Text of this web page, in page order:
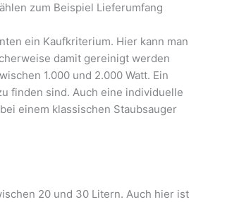
zum Beispiel Lieferumfang
ein Kaufkriterium. Hier kann man
damit gereinigt werden
1.000 und 2.000 Watt. Ein
finden sind. Auch eine individuelle
einem klassischen Staubsauger
20 und 30 Litern. Auch hier ist